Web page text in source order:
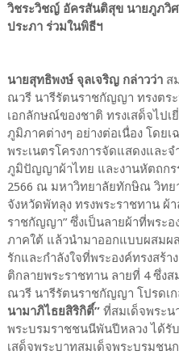
วิชระวิชญ์ อัครสันติสุข นายภูภ
ประภา ร่วมในพิธีฯ
นายสุทธิพงษ์ จุลเจริญ กล่าวว่าส
ณวรี นารีรัตนราชกัญญา ทรงต
เอกลักษณ์ของชาติ ทรงเสด็จไป
ภูมิภาคต่างๆ อย่างต่อเนื่อง โดย
พระเนตรโครงการจัดแสด
ภูมิปัญญาผ้าไทย และงานหัตถก
2566 ณ มหาวิทยาลัยทักษิณ วิทย
จังหวัดพัทลุง ทรงพระราชทาน ผ้
ราชกัญญา” ซึ่งเป็นลายผ้าที่พระ
ภาคใต้ แล้วนำมาออกแบบผสมผ
รักและกำลังใจที่พระองค์ทรงสร้
ติกลายพระราชทาน ลายที่ 4 ซึ่งส
ณวรี นารีรัตนราชกัญญา โปรดเ
นามาภิไธยสิริกิติ์” ที่สมเด็จพระน
พระบรมราชชนนีพันปีหลวง ได้รับ
เสด็จพระบาทสมเด็จพระบรมชน